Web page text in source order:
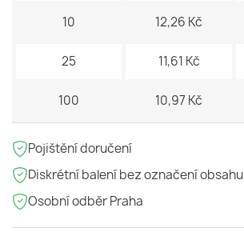
10 12,26 Kč
25 11,61 Kč
100 10,97 Kč
Pojištění doručení
Diskrétní balení bez označení obsahu
Osobní odběr Praha